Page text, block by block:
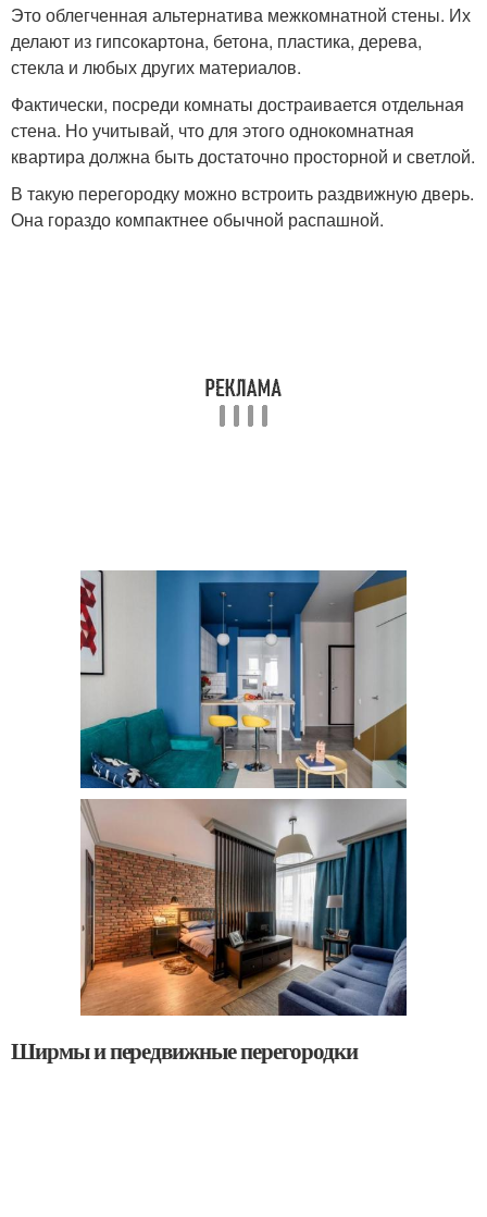
Это облегченная альтернатива межкомнатной стены. Их
делают из гипсокартона, бетона, пластика, дерева,
стекла и любых других материалов.
Фактически, посреди комнаты достраивается отдельная
стена. Но учитывай, что для этого однокомнатная
квартира должна быть достаточно просторной и светлой.
В такую перегородку можно встроить раздвижную дверь.
Она гораздо компактнее обычной распашной.
Ширмы и передвижные перегородки